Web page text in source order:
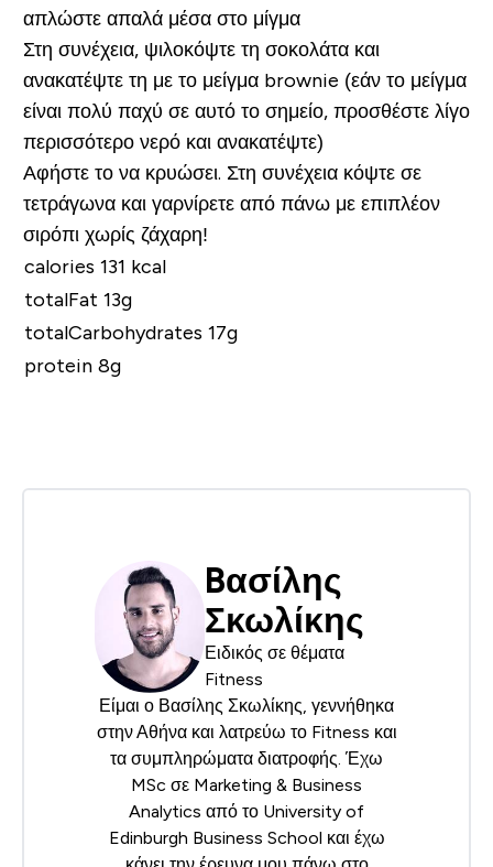
απλώστε απαλά μέσα στο μίγμα
Στη συνέχεια, ψιλοκόψτε τη σοκολάτα και
ανακατέψτε τη με το μείγμα brownie (εάν το μείγμα
είναι πολύ παχύ σε αυτό το σημείο, προσθέστε λίγο
περισσότερο νερό και ανακατέψτε)
Αφήστε το να κρυώσει. Στη συνέχεια κόψτε σε
τετράγωνα και γαρνίρετε από πάνω με επιπλέον
σιρόπι χωρίς ζάχαρη!
calories 131 kcal
totalFat 13g
totalCarbohydrates 17g
protein 8g
Bασίλης
Σκωλίκης
Ειδικός σε θέματα
Fitness
Είμαι ο Βασίλης Σκωλίκης, γεννήθηκα
στην Αθήνα και λατρεύω το Fitness και
τα συμπληρώματα διατροφής. Έχω
MSc σε Marketing & Business
Analytics από το University of
Edinburgh Business School και έχω